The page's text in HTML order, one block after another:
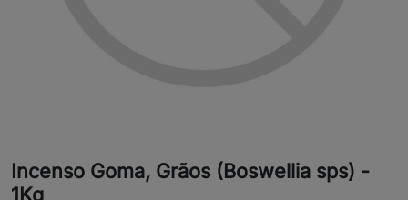
Incenso Goma, Grãos (Boswellia sps) -
1Kg